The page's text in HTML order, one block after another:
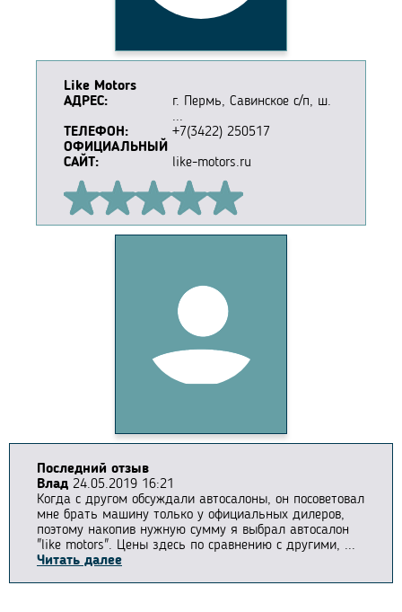
Like Motors
АДРЕС:
г. Пермь, Савинское с/п, ш.
...
ТЕЛЕФОН:
+7(3422) 250517
ОФИЦИАЛЬНЫЙ
САЙТ:
like-motors.ru
Последний отзыв
Влад 24.05.2019 16:21
Когда с другом обсуждали автосалоны, он посоветовал
мне брать машину только у официальных дилеров,
поэтому накопив нужную сумму я выбрал автосалон
"like motors". Цены здесь по сравнению с другими, ...
Читать далее